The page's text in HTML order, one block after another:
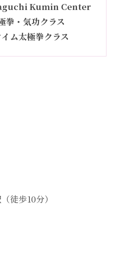
Kumin Center
拳・気功クラス
ム太極拳クラス
徒歩10分）